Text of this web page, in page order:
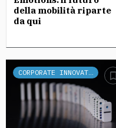
della mobilità riparte
da qui
CORPORATE INNOVATION